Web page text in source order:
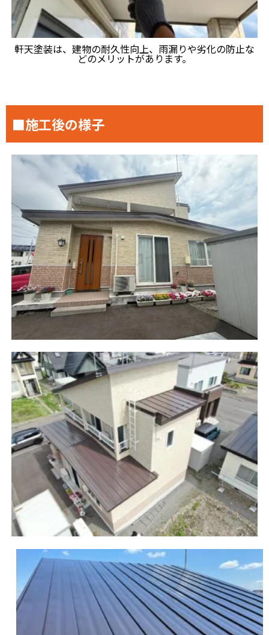
軒天塗装は、建物の耐久性向上、雨漏りや劣化の防止な
どのメリットがあります。
■施工後の様子